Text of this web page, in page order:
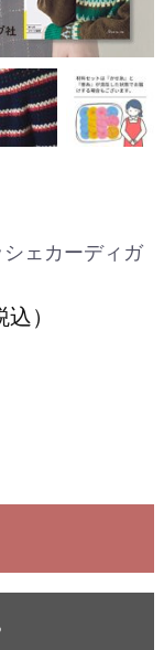
ェカーディガ
）